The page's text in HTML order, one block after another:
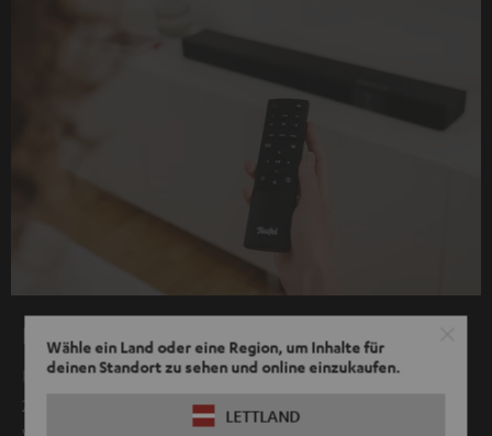
Wähle ein Land oder eine Region, um Inhalte für
deinen Standort zu sehen und online einzukaufen.
LETTLAND
Eine Fernbedienung
Per HDMI am TV-Gerät verbunden lässt sich die CINEBAR
22 einfach mit der TV-Fernbedienung steuern.